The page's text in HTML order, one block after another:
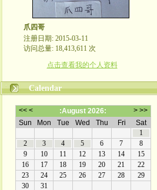
爪四哥
注册日期: 2015-03-11
访问总量: 18,413,611 次
点击查看我的个人资料
Calendar